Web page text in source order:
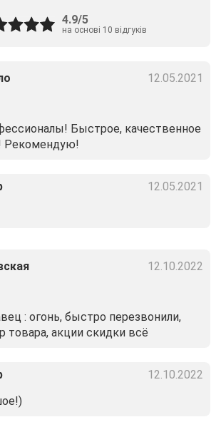
4.9/5
на основі 10 відгуків
12.05.2021
Быстрое, качественное
Рекомендую!
12.05.2021
12.10.2022
: огонь, быстро перезвонили,
товара, акции скидки всё
12.10.2022